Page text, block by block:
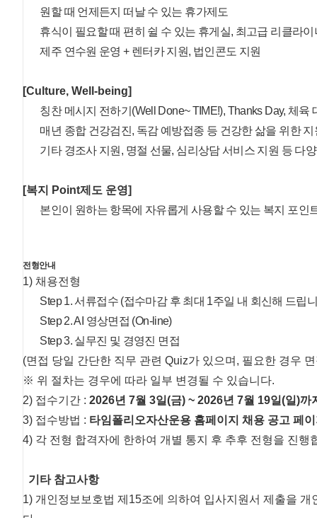
원할 때 언제든지 떠날 수 있는 휴가제도
휴식이 필요할 때 편히 쉴 수 있는 휴게실, 최고급 리클라이
제주 연수원 운영 + 렌터카 지원, 법인콘도 지원
[Culture, Well-being]
칭찬 메시지 전하기(Well Done~ TIME!), Thanks Day, 체육
매년 종합 건강검진, 독감 예방접종 등 건강한 삶을 위한 지
기타 경조사 지원, 명절 선물, 심리상담 서비스 지원 등 다
[복지 Point제도 운영]
본인이 원하는 항목에 자유롭게 사용할 수 있는 복지 포인
전형안내
1) 채용전형
Step 1. 서류접수 (접수마감 후 최대 1주일 내 회신해 드립
Step 2. AI 영상면접 (On-line)
Step 3. 실무진 및 경영진 면접
(면접 당일 간단한 직무 관련 Quiz가 있으며, 필요한 경우
※ 위 절차는 경우에 따라 일부 변경될 수 있습니다.
2) 접수기간 :2026년 7월 3일(금) ~ 2026년 7월 19일(일)까
3) 접수방법 : 타임폴리오자산운용 홈페이지 채용 공고 페
4) 각 전형 합격자에 한하여 개별 통지 후 추후 전형을 진행
기타 참고사항
1) 개인정보보호법 제15조에 의하여 입사지원서 제출을